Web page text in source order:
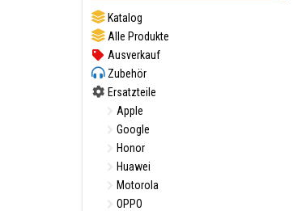
Katalog
Alle Produkte
Ausverkauf
Zubehör
Ersatzteile
Apple
Google
Honor
Huawei
Motorola
OPPO